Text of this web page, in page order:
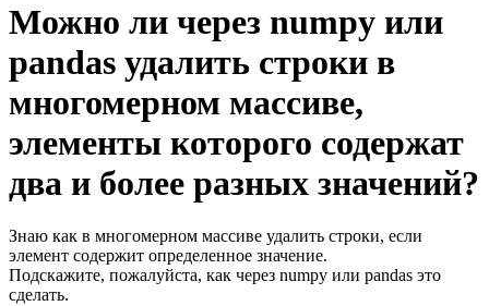
Можно ли через numpy или
pandas удалить строки в
многомерном массиве,
элементы которого содержат
два и более разных значений?
Знаю как в многомерном массиве удалить строки, если
элемент содержит определенное значение.
Подскажите, пожалуйста, как через numpy или pandas это
сделать.